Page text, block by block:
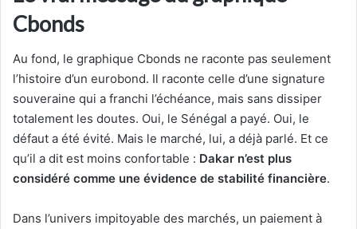
Cbonds
Au fond, le graphique Cbonds ne raconte pas seulement
l’histoire d’un eurobond. Il raconte celle d’une signature
souveraine qui a franchi l’échéance, mais sans dissiper
totalement les doutes. Oui, le Sénégal a payé. Oui, le
défaut a été évité. Mais le marché, lui, a déjà parlé. Et ce
qu’il a dit est moins confortable : Dakar n’est plus
considéré comme une évidence de stabilité financière.
Dans l’univers impitoyable des marchés, un paiement à